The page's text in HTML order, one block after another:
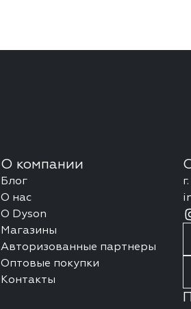
О компании
Блог
О нас
О Dyson
Магазины
Авторизованные партнеры
Оптовые покупки
Контакты